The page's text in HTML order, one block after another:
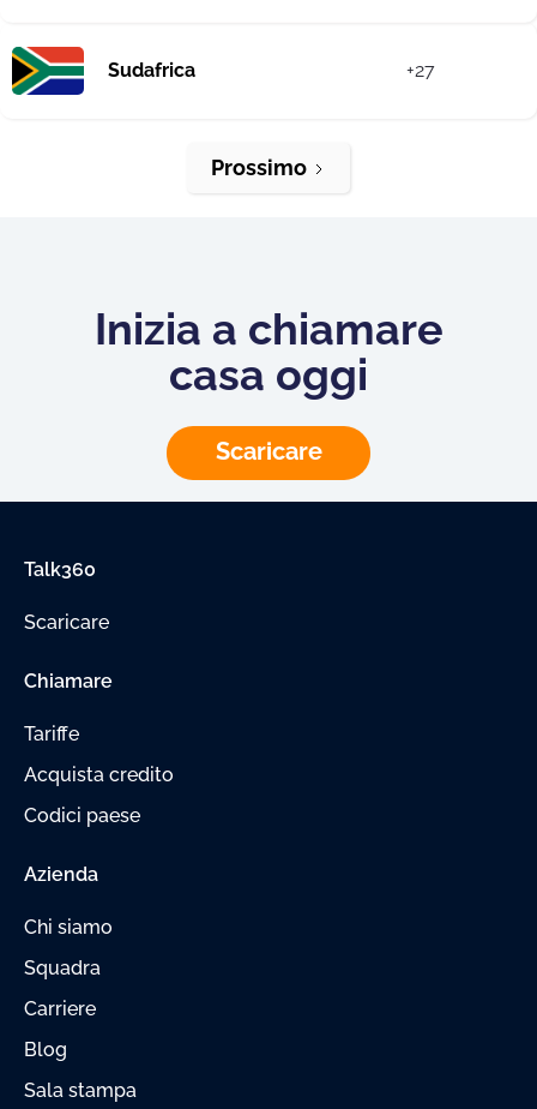
Sudafrica +27
Prossimo
Inizia a chiamare
casa oggi
Scaricare
Talk360
Scaricare
Chiamare
Tariffe
Acquista credito
Codici paese
Azienda
Chi siamo
Squadra
Carriere
Blog
Sala stampa